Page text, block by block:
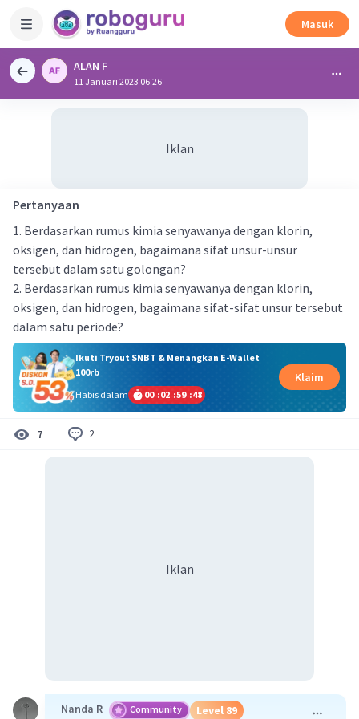
Masuk
ALAN F
11 Januari 2023 06:26
Iklan
Pertanyaan
1. Berdasarkan rumus kimia senyawanya dengan klorin,
oksigen, dan hidrogen, bagaimana sifat unsur-unsur
tersebut dalam satu golongan?
2. Berdasarkan rumus kimia senyawanya dengan klorin,
oksigen, dan hidrogen, bagaimana sifat-sifat unsur tersebut
dalam satu periode?
Ikuti Tryout SNBT & Menangkan E-Wallet
100rb
Habis dalam
00 :02 :59 :47
Klaim
7 2
Iklan
Nanda R Community Level 89